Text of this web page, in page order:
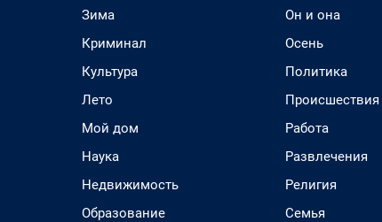
Зима
Криминал
Культура
Лето
Мой дом
Наука
Недвижимость
Образование
Он и она
Осень
Политика
Происшествия
Работа
Развлечения
Религия
Семья